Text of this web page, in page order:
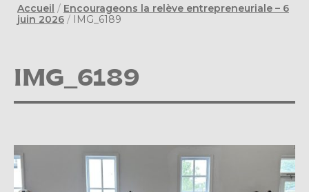
Accueil / Encourageons la relève entrepreneuriale – 6
juin 2026 / IMG_6189
IMG_6189